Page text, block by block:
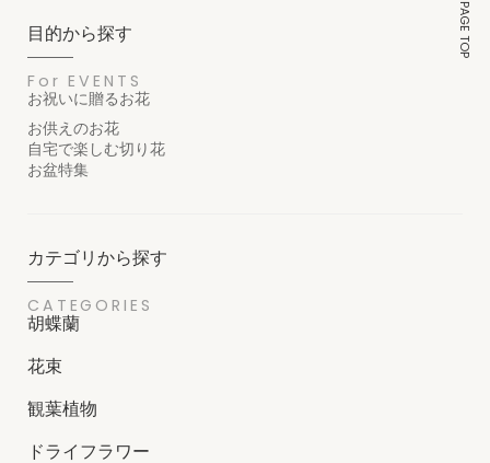
PAGE TOP
目的から探す
For EVENTS
お祝いに贈るお花
お供えのお花
自宅で楽しむ切り花
お盆特集
カテゴリから探す
CATEGORIES
胡蝶蘭
花束
観葉植物
ドライフラワー